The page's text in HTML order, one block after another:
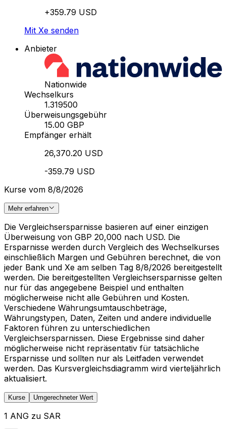
+359.79 USD
Mit Xe senden
Anbieter
Nationwide
Wechselkurs
1.319500
Überweisungsgebühr
15.00 GBP
Empfänger erhält
26,370.20 USD
-359.79 USD
Kurse vom 8/8/2026
Mehr erfahren
Die Vergleichsersparnisse basieren auf einer einzigen
Überweisung von GBP 20,000 nach USD. Die
Ersparnisse werden durch Vergleich des Wechselkurses
einschließlich Margen und Gebühren berechnet, die von
jeder Bank und Xe am selben Tag 8/8/2026 bereitgestellt
werden. Die bereitgestellten Vergleichsersparnisse gelten
nur für das angegebene Beispiel und enthalten
möglicherweise nicht alle Gebühren und Kosten.
Verschiedene Währungsumtauschbeträge,
Währungstypen, Daten, Zeiten und andere individuelle
Faktoren führen zu unterschiedlichen
Vergleichsersparnissen. Diese Ergebnisse sind daher
möglicherweise nicht repräsentativ für tatsächliche
Ersparnisse und sollten nur als Leitfaden verwendet
werden. Das Kursvergleichsdiagramm wird vierteljährlich
aktualisiert.
Kurse Umgerechneter Wert
1 ANG zu SAR